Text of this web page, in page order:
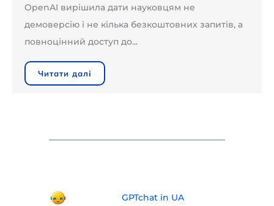
OpenAI вирішила дати науковцям не
демоверсію і не кілька безкоштовних запитів, а
повноцінний доступ до...
Читати далі
GPTchat in UA